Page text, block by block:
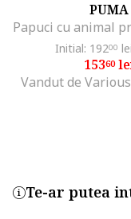
PUMA
Initial: 19200 lei
15360
Vandut de
Te-ar putea